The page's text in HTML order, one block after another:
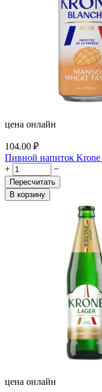
цена онлайн
104.00 ₽
Пивной напиток Krone
+
−
Пересчитать
В корзину
цена онлайн